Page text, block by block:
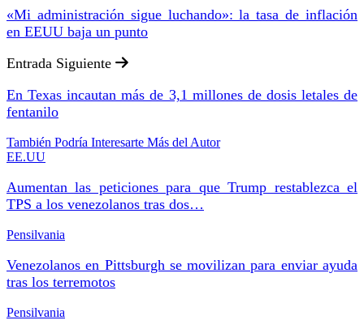
«Mi administración sigue luchando»: la tasa de inflación
en EEUU baja un punto
Entrada Siguiente
En Texas incautan más de 3,1 millones de dosis letales de
fentanilo
También Podría Interesarte Más del Autor
EE.UU
Aumentan las peticiones para que Trump restablezca el
TPS a los venezolanos tras dos…
Pensilvania
Venezolanos en Pittsburgh se movilizan para enviar ayuda
tras los terremotos
Pensilvania